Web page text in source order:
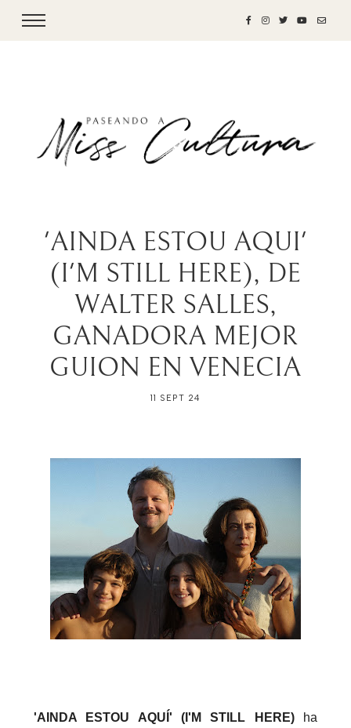
'AINDA ESTOU AQUI'
(I'M STILL HERE), DE
WALTER SALLES,
GANADORA MEJOR
GUION EN VENECIA
11 SEPT 24
'AINDA ESTOU AQUÍ' (I'M STILL HERE)ha